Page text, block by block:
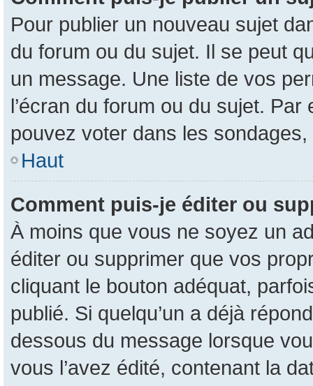
Pour publier un nouveau sujet
du forum ou du sujet. Il se peut
un message. Une liste de vos
l’écran du forum ou du sujet.
pouvez voter dans les sondages,
Haut
Comment puis-je éditer ou
À moins que vous ne soyez un
éditer ou supprimer que vos
cliquant le bouton adéquat,
publié. Si quelqu’un a déjà
dessous du message lorsque
vous l’avez édité, contenant la